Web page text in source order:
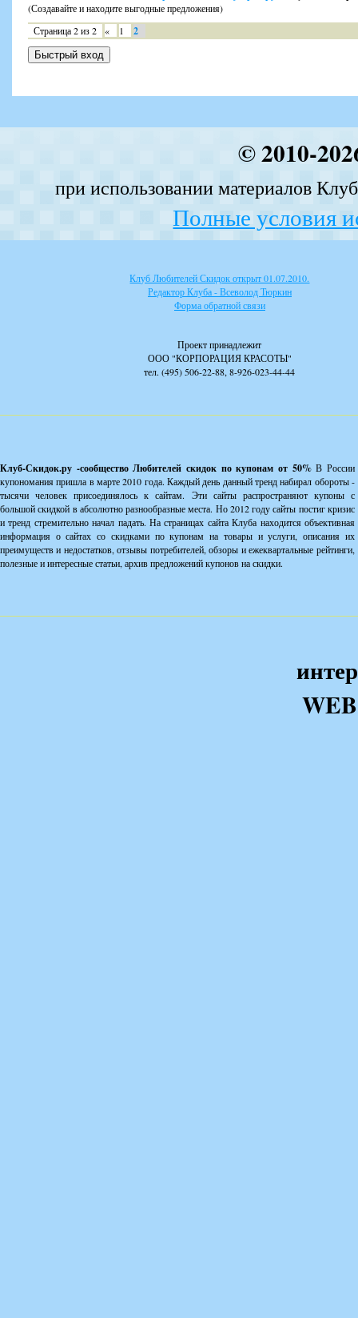
(Создавайте и находите выгодные предложения)
Страница2из2 « 1 2
© 2010-
при использовании материалов
Полные условия
Клуб Любителей Скидок открыт 01.07.2010.
Редактор Клуба - Всеволод Тюркин
Форма обратной связи
Проект принадлежит
ООО "КОРПОРАЦИЯ КРАСОТЫ"
тел. (495) 506-22-88, 8-926-023-44-44
Клуб-Скидок.ру -сообщество Любителей скидок по купонам от 50%В России
купономания пришла в марте 2010 года. Каждый день данный тренд набирал обороты -
тысячи человек присоединялось к сайтам. Эти сайты распространяют купоны с
большой скидкой в абсолютно разнообразные места. Но 2012 году сайты постиг кризис
и тренд стремительно начал падать. На страницах сайта Клуба находится объективная
информация о сайтах со скидками по купонам на товары и услуги, описания их
преимуществ и недостатков, отзывы потребителей, обзоры и ежеквартальные рейтинги,
полезные и интересные статьи, архив предложений купонов на скидки.